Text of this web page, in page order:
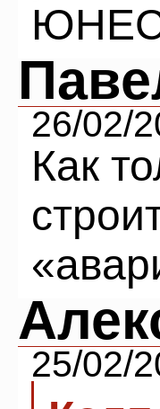
26/02/
Как
25/02/